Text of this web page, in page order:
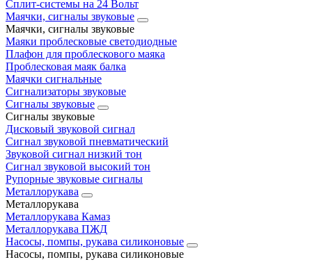
Сплит‑системы на 24 Вольт
Маячки, сигналы звуковые
Маячки, сигналы звуковые
Маяки проблесковые светодиодные
Плафон для проблескового маяка
Проблесковая маяк балка
Маячки сигнальные
Сигнализаторы звуковые
Сигналы звуковые
Сигналы звуковые
Дисковый звуковой сигнал
Сигнал звуковой пневматический
Звуковой сигнал низкий тон
Сигнал звуковой высокий тон
Рупорные звуковые сигналы
Металлорукава
Металлорукава
Металлорукава Камаз
Металлорукава ПЖД
Насосы, помпы, рукава силиконовые
Насосы, помпы, рукава силиконовые